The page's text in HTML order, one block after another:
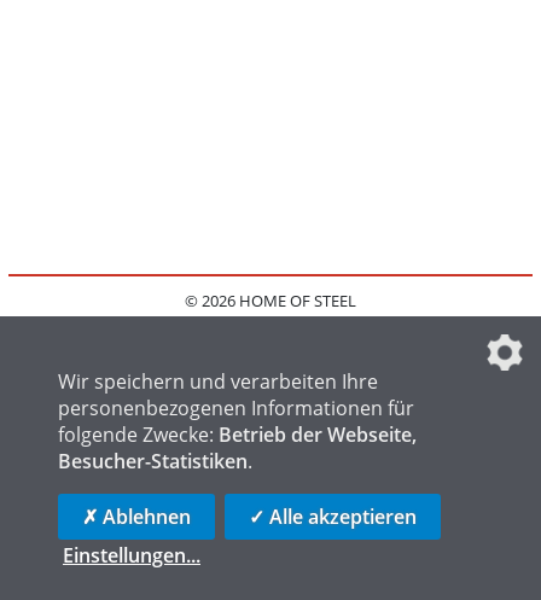
© 2026 HOME OF STEEL
IMPRESSUM
FAQ
DATENSCHUTZEINSTELLUNGEN
HOME OF WELDING
HOME OF LOGISTICS
Wir speichern und verarbeiten Ihre
personenbezogenen Informationen für
folgende Zwecke: Betrieb der Webseite,
Besucher-Statistiken.
✗ Ablehnen
✓ Alle akzeptieren
Einstellungen...